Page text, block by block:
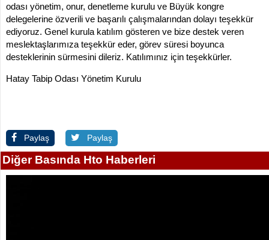
odası yönetim, onur, denetleme kurulu ve Büyük kongre
delegelerine özverili ve başarılı çalışmalarından dolayı teşekkür
ediyoruz. Genel kurula katılım gösteren ve bize destek veren
meslektaşlarımıza teşekkür eder, görev süresi boyunca
desteklerinin sürmesini dileriz. Katılımınız için teşekkürler.
Hatay Tabip Odası Yönetim Kurulu
Paylaş Paylaş
Diğer Basında Hto Haberleri